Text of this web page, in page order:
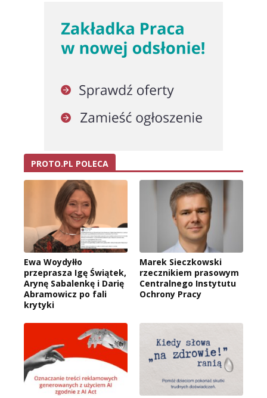
PROTO.PL POLECA
Ewa Woydyłło
przeprasza Igę Świątek,
Arynę Sabalenkę i Darię
Abramowicz po fali
krytyki
Marek Sieczkowski
rzecznikiem prasowym
Centralnego Instytutu
Ochrony Pracy